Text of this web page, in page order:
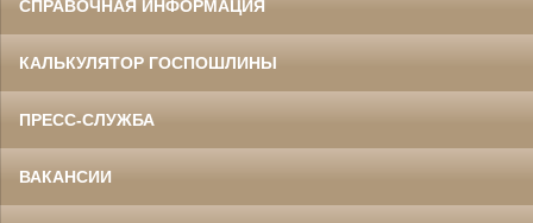
СПРАВОЧНАЯ ИНФОРМАЦИЯ
КАЛЬКУЛЯТОР ГОСПОШЛИНЫ
ПРЕСС-СЛУЖБА
ВАКАНСИИ